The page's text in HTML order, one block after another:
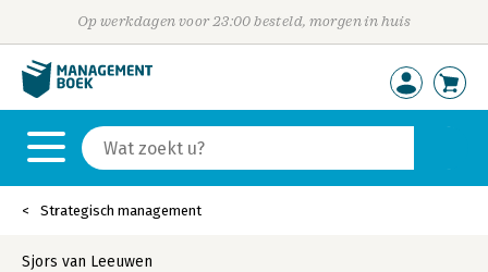
Op werkdagen voor 23:00 besteld, morgen in huis
Strategisch management
Sjors van Leeuwen